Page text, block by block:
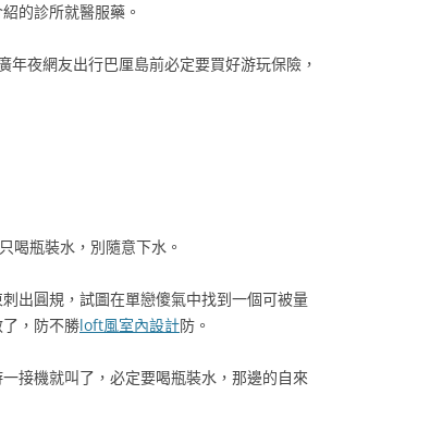
的診所就醫服藥。
夜網友出行巴厘島前必定要買好游玩保險，
喝瓶裝水，別隨意下水。
出圓規，試圖在單戀傻氣中找到一個可被量
，防不勝loft風室內設計防。
接機就叫了，必定要喝瓶裝水，那邊的自來